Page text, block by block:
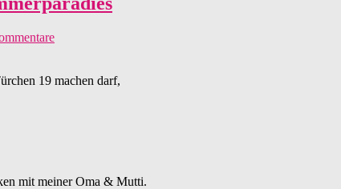
19 machen darf,
mit meiner Oma & Mutti.